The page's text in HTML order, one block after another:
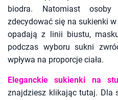
biodra. Natomiast
zdecydować się na sukienki
opadają z linii biustu,
podczas wyboru sukni
wpływa na proporcje ciała.
Eleganckie sukienki na
znajdziesz klikając tutaj. Dla